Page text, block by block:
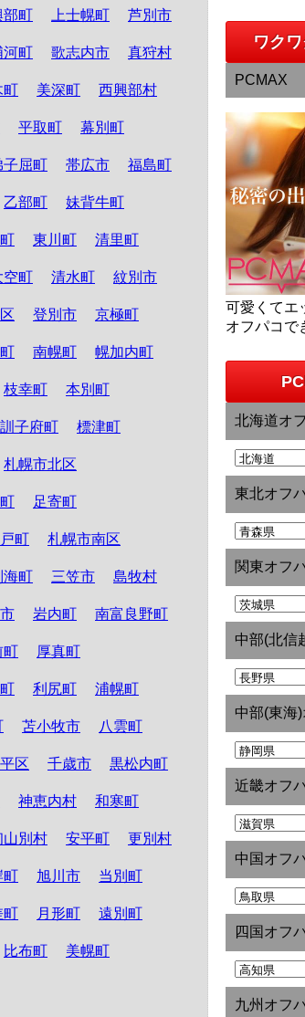
部町 上士幌町 芦別市
河町 歌志内市 真狩村
町 美深町 西興部村
平取町 幕別町
子屈町 帯広市 福島町
乙部町 妹背牛町
東川町 清里町
空町 清水町 紋別市
登別市 京極町
南幌町 幌加内町
枝幸町 本別町
訓子府町 標津町
札幌市北区
足寄町
町 札幌市南区
海町 三笠市 島牧村
岩内町 南富良野町
町 厚真町
利尻町 浦幌町
苫小牧市 八雲町
区 千歳市 黒松内町
神恵内村 和寒町
山別村 安平町 更別村
町 旭川市 当別町
町 月形町 遠別町
比布町 美幌町
ワクワ
PCMAX
可愛くてエ
オフパコで
北海道オ
東北オフ
関東オフ
中部(北信
中部(東海
近畿オフ
中国オフ
四国オフ
九州オフ